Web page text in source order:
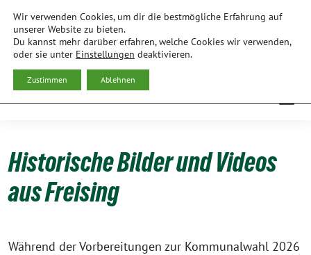
zum
Inhalt
BÜNDNIS 90/DIE GRÜNEN
ORTSVERBAND FREISING
Historische Bilder und Videos
aus Freising
Wäh­rend der Vor­be­rei­tun­gen zur Kom­mu­nal­wahl 2026
Wir verwenden Cookies, um dir die bestmögliche Erfahrung auf
unserer Website zu bieten.
Du kannst mehr darüber erfahren, welche Cookies wir verwenden,
oder sie unter Einstellungen deaktivieren.
Zustimmen Ablehnen